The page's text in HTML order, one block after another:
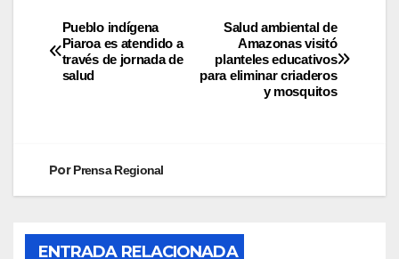
Salud ambiental de
Amazonas visitó
planteles educativos
para eliminar criaderos
y mosquitos
Pueblo indígena
Piaroa es atendido a
través de jornada de
salud
PorPrensa Regional
ENTRADA RELACIONADA